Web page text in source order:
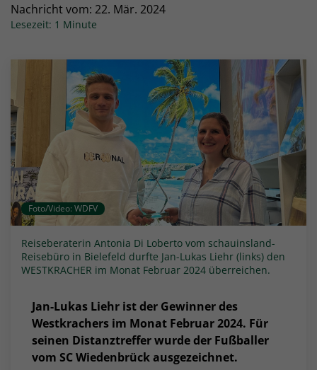
Nachricht vom: 22. Mär. 2024
Lesezeit: 1 Minute
Foto/Video: WDFV
Reiseberaterin Antonia Di Loberto vom schauinsland-
Reisebüro in Bielefeld durfte Jan-Lukas Liehr (links) den
WESTKRACHER im Monat Februar 2024 überreichen.
Jan-Lukas Liehr ist der Gewinner des
Westkrachers im Monat Februar 2024. Für
seinen Distanztreffer wurde der Fußballer
vom SC Wiedenbrück ausgezeichnet.